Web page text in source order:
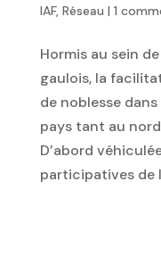
IAF, Réseau | 1
Hormis au sein
gaulois, la
de noblesse
pays tant au nord
D’abord
participatives de